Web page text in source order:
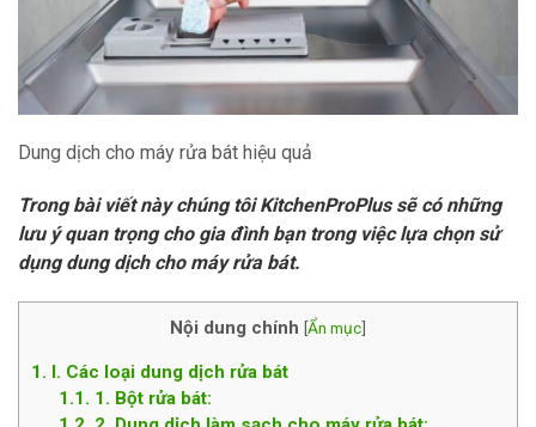
Dung dịch cho máy rửa bát hiệu quả
Trong bài viết này chúng tôiKitchenProPlussẽ có những
lưu ý quan trọng cho gia đình bạn trong việc lựa chọn sử
dụng dung dịch cho máy rửa bát.
Nội dung chính [Ẩn mục]
1
I. Các loại dung dịch rửa bát
1.1
1. Bột rửa bát: